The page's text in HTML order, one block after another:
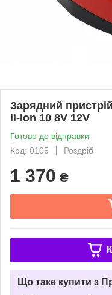
Зарядний
li-Ion 10 8V 12V
Готово до відправки
Код: 0105
Роздріб
1 370 ₴
Що таке купити з